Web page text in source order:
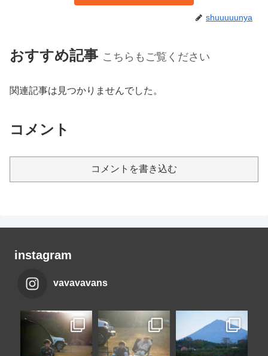
shuuuuunya
おすすめ記事 こちらもご覧ください
関連記事は見つかりませんでした。
コメント
コメントを書き込む
instagram
vavavavans